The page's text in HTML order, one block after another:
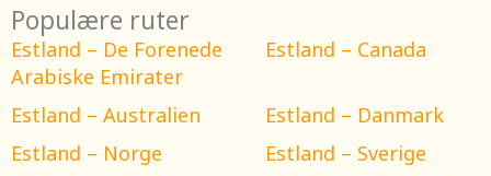
Populære ruter
Estland – De Forenede
Arabiske Emirater
Estland – Canada
Estland – Australien
Estland – Danmark
Estland – Norge
Estland – Sverige